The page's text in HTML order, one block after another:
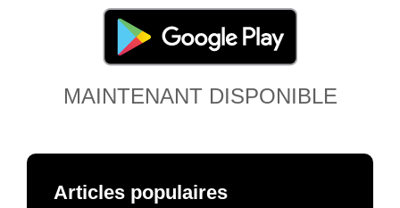
MAINTENANT DISPONIBLE
Articles populaires